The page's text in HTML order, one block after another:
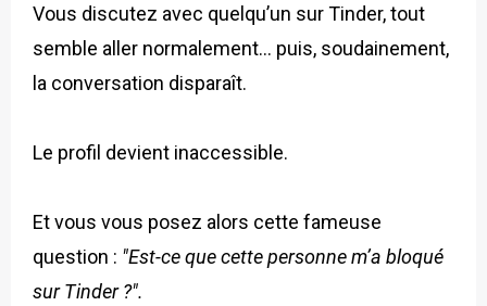
Vous discutez avec quelqu’un sur Tinder, tout
semble aller normalement… puis, soudainement,
la conversation disparaît.
Le profil devient inaccessible.
Et vous vous posez alors cette fameuse
question : "Est-ce que cette personne m’a bloqué
sur Tinder ?".